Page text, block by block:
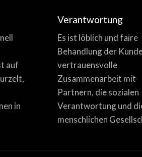
auf
in
Verantwortung
Es ist löblich und faire
Behandlung der
vertrauensvolle
Zusammenarbeit mit
Partnern, die sozialen
Verantwortung und
menschlichen